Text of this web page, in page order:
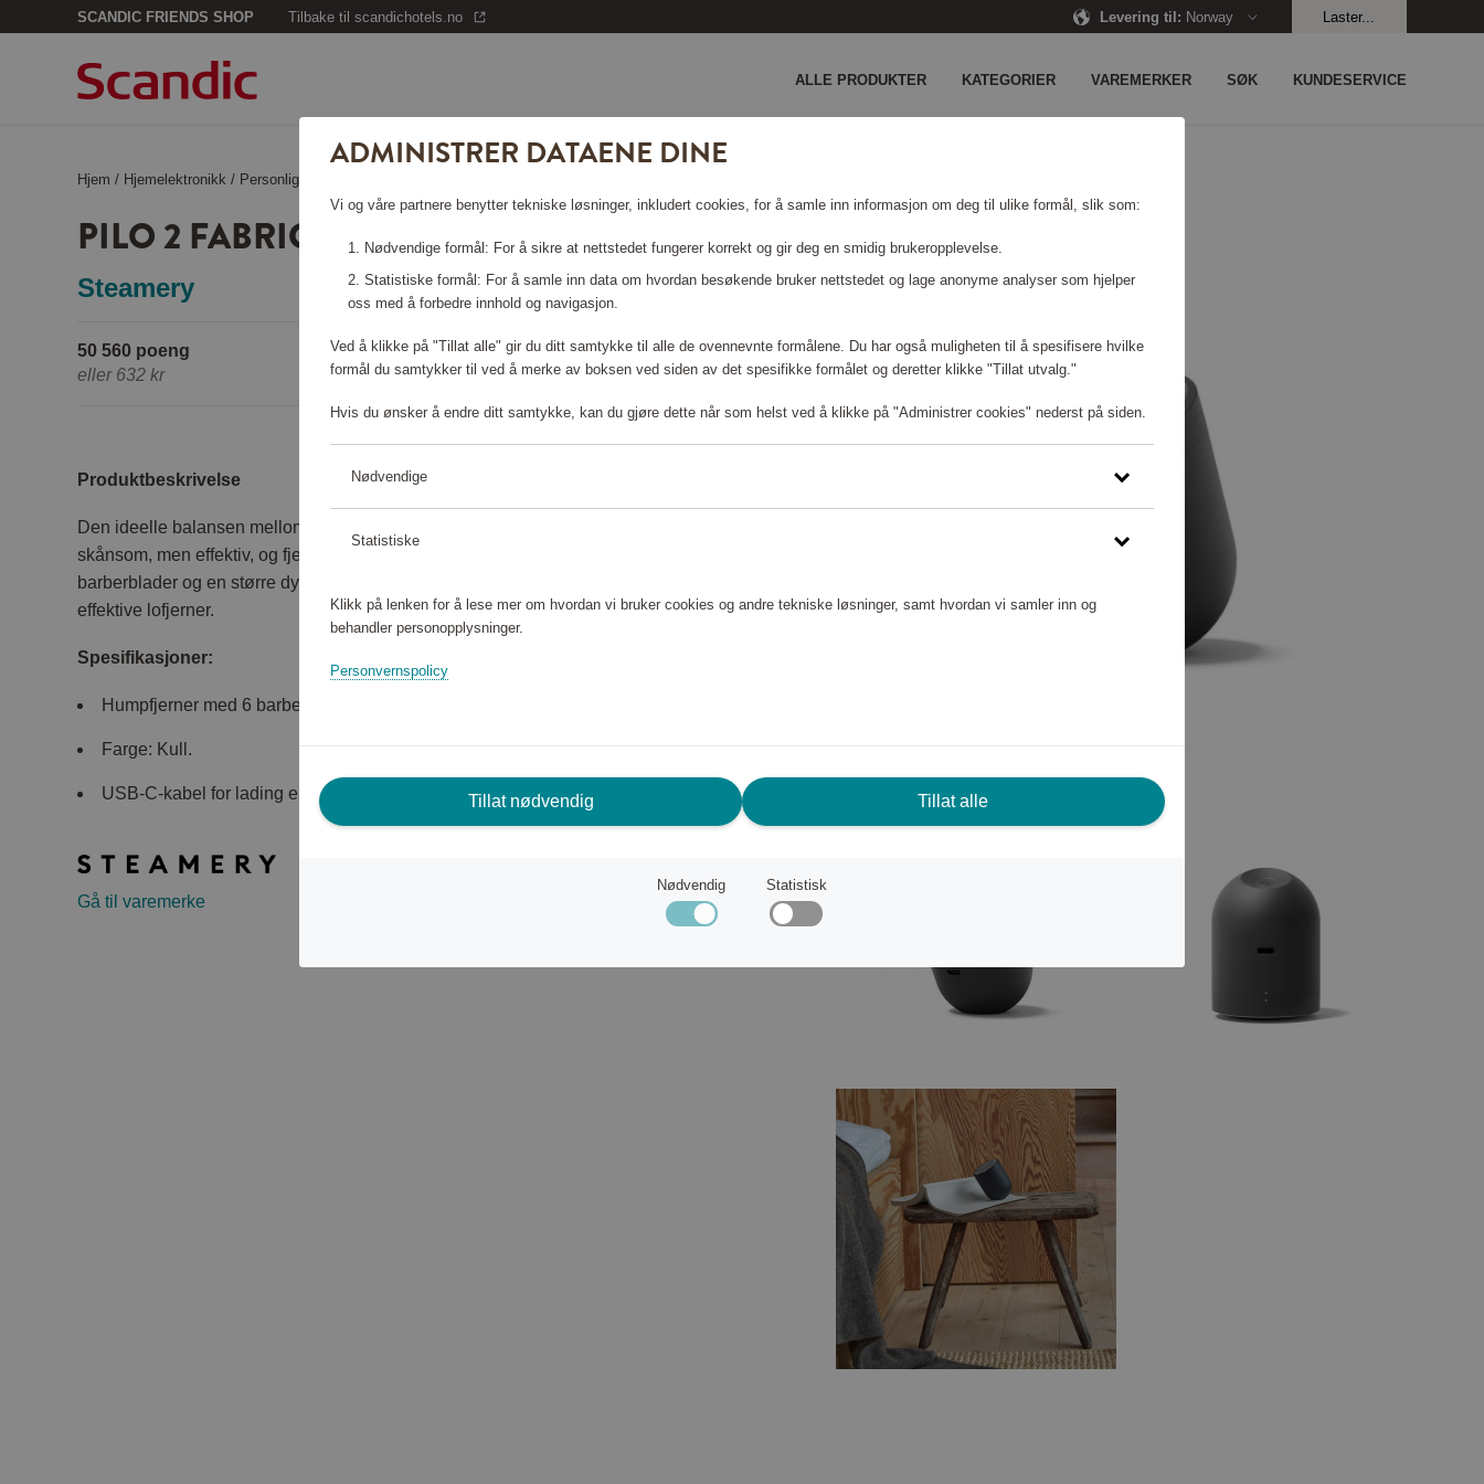
SCANDIC FRIENDS SHOP Tilbake til scandichotels.no Levering til: Norway Laster...
ALLE PRODUKTER KATEGORIER VAREMERKER SØK KUNDESERVICE
Hjem / Hjemelektronikk / Personlig pleie
PILO 2 FABRIC SHAVER
Steamery
50 560 poeng
eller 632 kr
Logg inn for å handle
Produktbeskrivelse
Den ideelle balansen mellom funksjon og estetikk. Pilo 2 Fabric Shaver Charcoal er
skånsom, men effektiv, og fjerner lo og lo fra alle typer materialer. Med sine 6
barberblader og en større dyse er Pilo 2 Fabric Shaver Steamerys sterkeste og mest
effektive lofjerner.
Spesifikasjoner:
Humpfjerner med 6 barberblader.
Farge: Kull.
USB-C-kabel for lading er inkludert.
Gå til varemerke
ADMINISTRER DATAENE DINE
Vi og våre partnere benytter tekniske løsninger, inkludert cookies, for å samle inn informasjon om deg til ulike formål, slik som:
Nødvendige formål: For å sikre at nettstedet fungerer korrekt og gir deg en smidig brukeropplevelse.
Statistiske formål: For å samle inn data om hvordan besøkende bruker nettstedet og lage anonyme analyser som hjelper
oss med å forbedre innhold og navigasjon.
Ved å klikke på "Tillat alle" gir du ditt samtykke til alle de ovennevnte formålene. Du har også muligheten til å spesifisere hvilke
formål du samtykker til ved å merke av boksen ved siden av det spesifikke formålet og deretter klikke "Tillat utvalg."
Hvis du ønsker å endre ditt samtykke, kan du gjøre dette når som helst ved å klikke på "Administrer cookies" nederst på siden.
Nødvendige
Statistiske
Klikk på lenken for å lese mer om hvordan vi bruker cookies og andre tekniske løsninger, samt hvordan vi samler inn og
behandler personopplysninger.
Personvernspolicy
Tillat nødvendig Tillat alle
Nødvendig Statistisk